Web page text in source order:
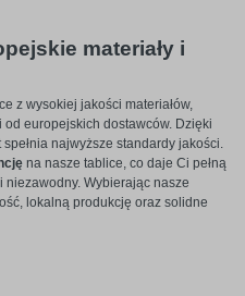
materiały i
z wysokiej jakości materiałów,
europejskich dostawców. Dzięki
najwyższe standardy jakości.
na nasze tablice, co daje Ci pełną
niezawodny. Wybierając nasze
lokalną produkcję oraz solidne